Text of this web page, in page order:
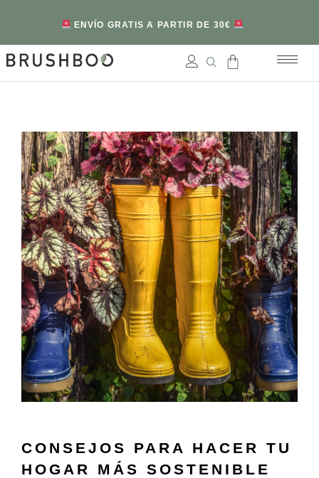
ENVÍO GRATIS A PARTIR DE 30€
CONSEJOS PARA HACER TU
HOGAR MÁS SOSTENIBLE